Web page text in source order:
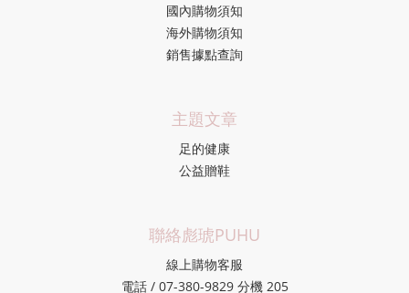
國內購物須知
海外購物須知
銷售據點查詢
主題文章
足的健康
公益贈鞋
聯絡彪琥PUHU
線上購物客服
電話 / 07-380-9829 分機 205